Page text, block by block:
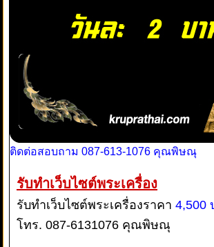
ติดต่อสอบถาม 087-613-1076 คุณพิษณุ
รับทำเว็บไซต์พระเครื่อง
รับทำเว็บไซต์พระเครื่องราคา 4,500
โทร. 087-6131076 คุณพิษณุ